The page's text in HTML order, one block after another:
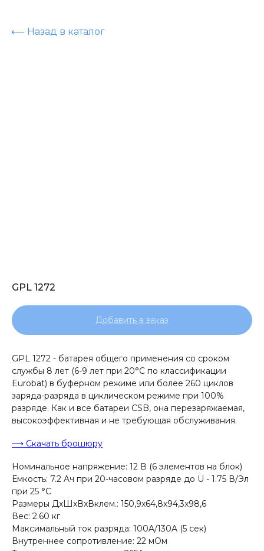
⟵ Назад в каталог
GPL 1272
Добавить в заказ
GPL 1272 - батарея общего применения со сроком
службы 8 лет (6-9 лет при 20°С по классификации
Eurobat) в буферном режиме или более 260 циклов
заряда-разряда в циклическом режиме при 100%
разряде. Как и все батареи CSB, она перезаряжаемая,
высокоэффективная и не требующая обслуживания.
⟶ Скачать брошюру
Номинальное напряжение: 12 В (6 элементов на блок)
Емкость: 7.2 Aч при 20-часовом разряде до U - 1.75 В/Эл
при 25 °С
Размеры ДxШxВxВклем.: 150,9x64,8x94,3x98,6
Вес: 2.60 кг
Максимальный ток разряда: 100A/130A (5 сек)
Внутреннее сопротивление: 22 мОм